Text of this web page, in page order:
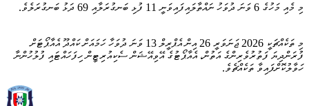
މި މެއި މަހުގެ 6 ވަނަ ދުވަހު ނައްތާލައިފައިވަނީ 11 ފުޅި ބަނގުރަލާއި 69 ދަޅު ބަނގުރަލެވެ.
މި ތަކެއްޗަކީ 2026 ޖަނަވަރީ 26 އިން އެޕްރީލް 13 ވަނަ ދުވަހާ ހަމައަށް ކައްދޫ އެއާޕޯޓަށް
ފުރަންދިޔަ ފަތުރުވެރިންގެ އަތުން، އެއާޕޯޓުގެ އޭވިއޭޝަން ސެކިއުރިޓީން ހިފަހައްޓައި ފުލުހުންނާ
ހަވާލުކޮށްފައިވާ ތަކެއްޗެވެ.